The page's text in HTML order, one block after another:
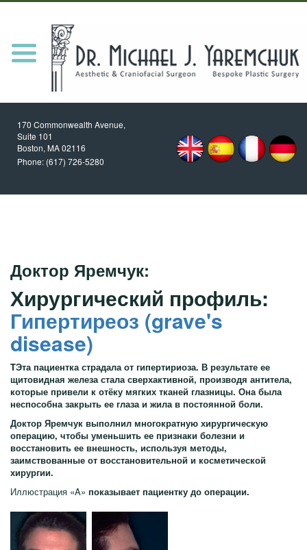
MEET DR. Y
PROCEDURES
NEWS/UPDATES
PATIENT RESOURCES
Toggle
navigation
170 Commonwealth Avenue,
Suite 101
Boston, MA02116
Phone: (617) 726-5280
Доктор Яремчук:
Хирургический профиль:
Гипертиреоз (grave's
disease)
TЭта пациентка страдала от гипертириоза. В результате ее
щитовидная железа стала сверхактивной, производя антитела,
которые привели к отёку мягких тканей глазницы. Она была
неспособна закрыть ее глаза и жила в постоянной боли.
Доктор Яремчук выполнил многократную хирургическую
операцию, чтобы уменьшить ее признаки болезни и
восстановить ее внешность, используя методы,
заимствованные от восстановительной и косметической
хирургии.
Иллюстрация «A» показывает пациентку до операции.